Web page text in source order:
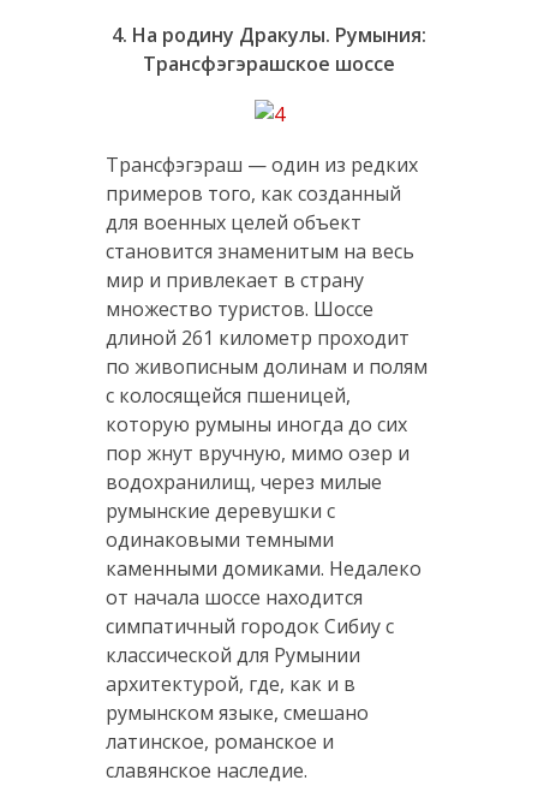
4. На родину Дракулы. Румыния:
Трансфэгэрашское шоссе
Трансфэгэраш — один из редких
примеров того, как созданный
для военных целей объект
становится знаменитым на весь
мир и привлекает в страну
множество туристов. Шоссе
длиной 261 километр проходит
по живописным долинам и полям
с колосящейся пшеницей,
которую румыны иногда до сих
пор жнут вручную, мимо озер и
водохранилищ, через милые
румынские деревушки с
одинаковыми темными
каменными домиками. Недалеко
от начала шоссе находится
симпатичный городок Сибиу с
классической для Румынии
архитектурой, где, как и в
румынском языке, смешано
латинское, романское и
славянское наследие.